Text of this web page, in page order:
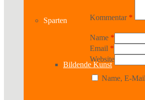
Sparten
Bildende Kunst
Kommentar *
Name *
Email *
Website
Name, E-